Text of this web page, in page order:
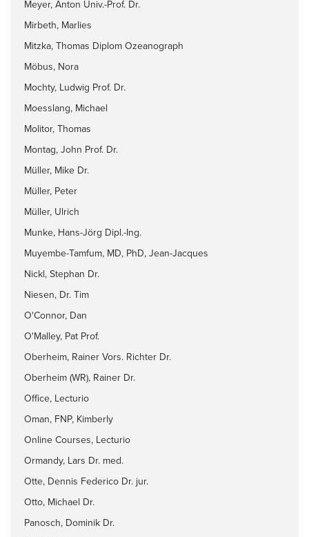
Meyer, Anton Univ.-Prof. Dr.
Mirbeth, Marlies
Mitzka, Thomas Diplom Ozeanograph
Möbus, Nora
Mochty, Ludwig Prof. Dr.
Moesslang, Michael
Molitor, Thomas
Montag, John Prof. Dr.
Müller, Mike Dr.
Müller, Peter
Müller, Ulrich
Munke, Hans-Jörg Dipl.-Ing.
Muyembe-Tamfum, MD, PhD, Jean-Jacques
Nickl, Stephan Dr.
Niesen, Dr. Tim
O'Connor, Dan
O'Malley, Pat Prof.
Oberheim, Rainer Vors. Richter Dr.
Oberheim (WR), Rainer Dr.
Office, Lecturio
Oman, FNP, Kimberly
Online Courses, Lecturio
Ormandy, Lars Dr. med.
Otte, Dennis Federico Dr. jur.
Otto, Michael Dr.
Panosch, Dominik Dr.